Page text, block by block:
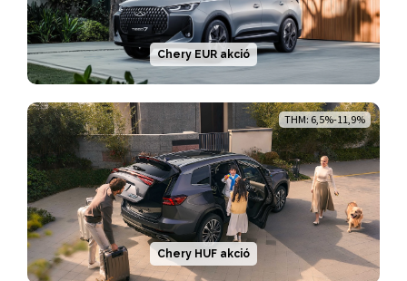
Chery EUR akció
THM: 6,5%-11,9%
Chery HUF akció